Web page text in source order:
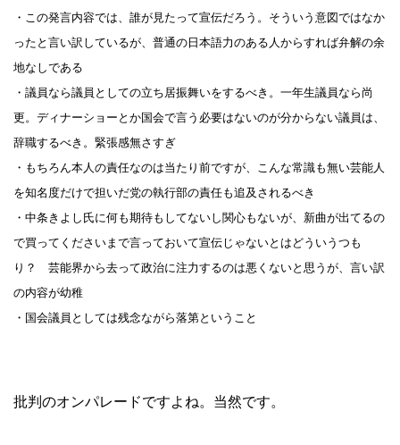
・この発言内容では、誰が見たって宣伝だろう。そういう意図ではなか
ったと言い訳しているが、普通の日本語力のある人からすれば弁解の余
地なしである
・議員なら議員としての立ち居振舞いをするべき。一年生議員なら尚
更。ディナーショーとか国会で言う必要はないのが分からない議員は、
辞職するべき。緊張感無さすぎ
・もちろん本人の責任なのは当たり前ですが、こんな常識も無い芸能人
を知名度だけで担いだ党の執行部の責任も追及されるべき
・中条きよし氏に何も期待もしてないし関心もないが、新曲が出てるの
で買ってくださいまで言っておいて宣伝じゃないとはどういうつも
り？ 芸能界から去って政治に注力するのは悪くないと思うが、言い訳
の内容が幼稚
・国会議員としては残念ながら落第ということ
批判のオンパレードですよね。当然です。